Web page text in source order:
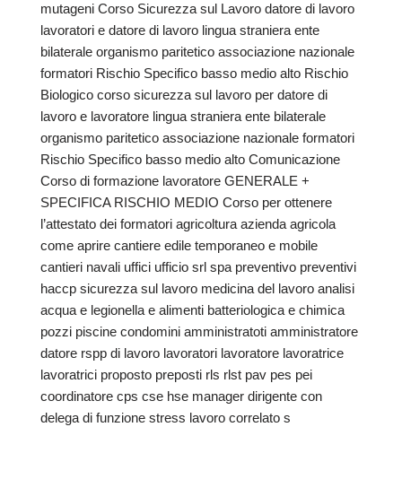
mutageni Corso Sicurezza sul Lavoro datore di lavoro
lavoratori e datore di lavoro lingua straniera ente
bilaterale organismo paritetico associazione nazionale
formatori Rischio Specifico basso medio alto Rischio
Biologico corso sicurezza sul lavoro per datore di
lavoro e lavoratore lingua straniera ente bilaterale
organismo paritetico associazione nazionale formatori
Rischio Specifico basso medio alto Comunicazione
Corso di formazione lavoratore GENERALE +
SPECIFICA RISCHIO MEDIO Corso per ottenere
l’attestato dei formatori agricoltura azienda agricola
come aprire cantiere edile temporaneo e mobile
cantieri navali uffici ufficio srl spa preventivo preventivi
haccp sicurezza sul lavoro medicina del lavoro analisi
acqua e legionella e alimenti batteriologica e chimica
pozzi piscine condomini amministratoti amministratore
datore rspp di lavoro lavoratori lavoratore lavoratrice
lavoratrici proposto preposti rls rlst pav pes pei
coordinatore cps cse hse manager dirigente con
delega di funzione stress lavoro correlato s